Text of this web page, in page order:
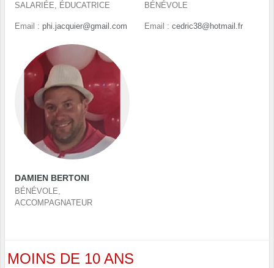
SALARIÉE, ÉDUCATRICE
Email : phi.jacquier@gmail.com
BÉNÉVOLE
Email : cedric38@hotmail.fr
DAMIEN BERTONI
BÉNÉVOLE,
ACCOMPAGNATEUR
MOINS DE 10 ANS